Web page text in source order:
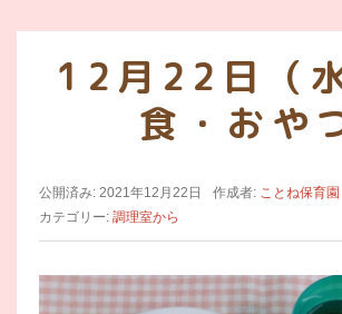
12月22日（
食・おや
公開済み: 2021年12月22日 作成者: ことね保育園
カテゴリー: 調理室から